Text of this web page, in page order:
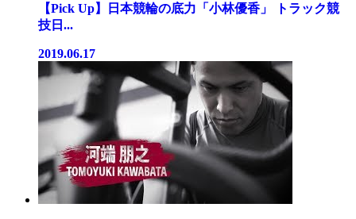
【Pick Up】日本競輪の底力「小林優香」 トラック競
技日...
2019.06.17